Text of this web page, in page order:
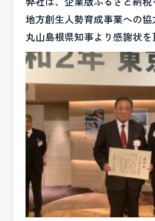
地方創生人勢育成事業への協
丸山島根県知事より感謝状を